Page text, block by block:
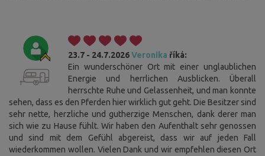
23.7 - 24.7.2026Veronika říká:
Ein wunderschöner Ort mit einer unglaublichen
Energie und herrlichen Ausblicken. Überall
herrschte Ruhe und Gelassenheit, und man konnte
sehen, dass es den Pferden hier wirklich gut geht. Die Besitzer sind
sehr nette, herzliche und gutherzige Menschen, dank derer man
sich wie zu Hause fühlt. Wir haben den Aufenthalt sehr genossen
und sind mit dem Gefühl abgereist, dass wir auf jeden Fall
wiederkommen wollen. Vielen Dank und wir empfehlen diesen Ort